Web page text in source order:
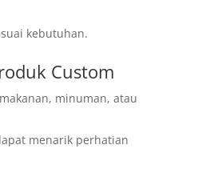
kebutuhan.
Custom
minuman, atau
menarik perhatian